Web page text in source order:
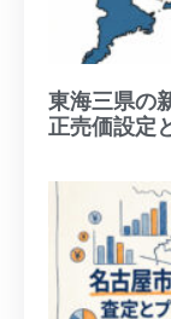
東海三県の
正売価設定